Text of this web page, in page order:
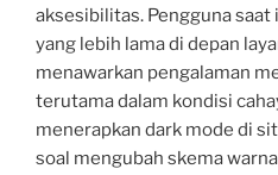
aksesibilitas. Pengguna
yang lebih lama di depan
menawarkan pengalaman
terutama dalam kondisi
menerapkan dark mode di
soal mengubah skema